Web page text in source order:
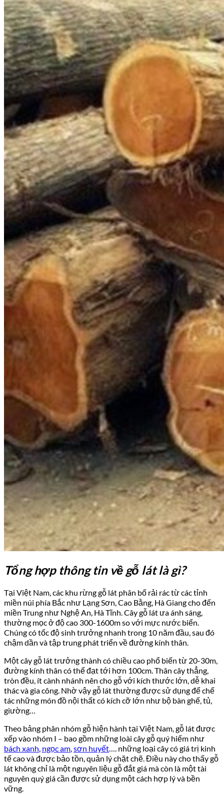
Tổng hợp thông tin về gỗ lát là gì?
Tại Việt Nam, các khu rừng gỗ lát phân bố rải rác từ các tỉnh
miền núi phía Bắc như Lạng Sơn, Cao Bằng, Hà Giang cho đến
miền Trung như Nghệ An, Hà Tĩnh. Cây gỗ lát ưa ánh sáng,
thường mọc ở độ cao 300-1600m so với mực nước biển.
Chúng có tốc độ sinh trưởng nhanh trong 10 năm đầu, sau đó
chậm dần và tập trung phát triển về đường kính thân.
Một cây gỗ lát trưởng thành có chiều cao phổ biến từ 20-30m,
đường kính thân có thể đạt tới hơn 100cm. Thân cây thẳng,
tròn đều, ít cành nhánh nên cho gỗ với kích thước lớn, dễ khai
thác và gia công. Nhờ vậy gỗ lát thường được sử dụng để chế
tác những món đồ nội thất có kích cỡ lớn như bộ bàn ghế, tủ,
giường…
Theo bảng phân nhóm gỗ hiện hành tại Việt Nam, gỗ lát được
xếp vào nhóm I – bao gồm những loài cây gỗ quý hiếm như
bách xanh, ngọc am,sơn huyết…. những loại cây có giá trị kinh
tế cao và được bảo tồn, quản lý chặt chẽ. Điều này cho thấy gỗ
lát không chỉ là một nguyên liệu gỗ đắt giá mà còn là một tài
nguyên quý giá cần được sử dụng một cách hợp lý và bền
vững.